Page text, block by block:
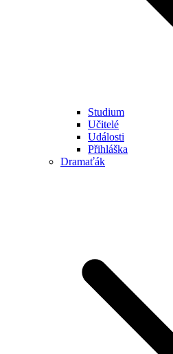
Studium
Učitelé
Události
Přihláška
Dramaťák